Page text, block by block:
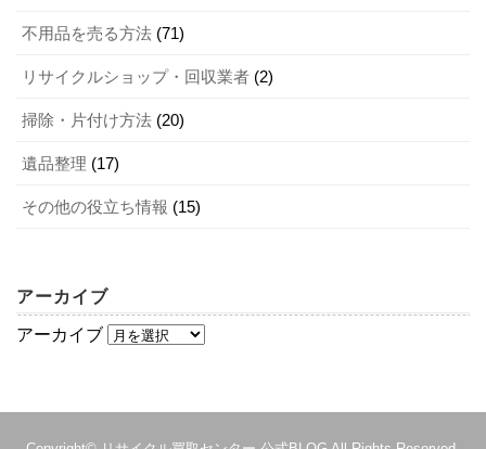
不用品を売る方法 (71)
リサイクルショップ・回収業者 (2)
掃除・片付け方法 (20)
遺品整理 (17)
その他の役立ち情報 (15)
アーカイブ
アーカイブ